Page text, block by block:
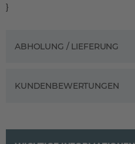
}
ABHOLUNG / LIEFERUNG
KUNDENBEWERTUNGEN